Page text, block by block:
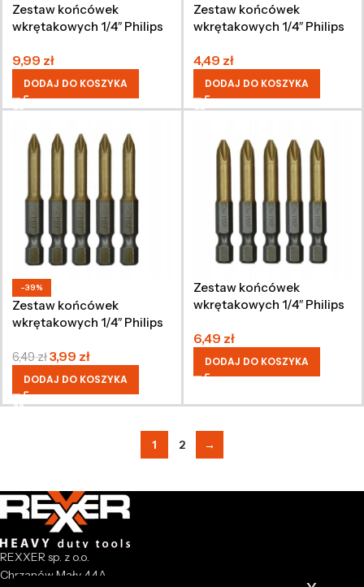
Zestaw końcówek
wkrętakowych 1/4″ Philips
9,99 zł
DODAJ DO KOSZYKA
Zestaw końcówek
wkrętakowych 1/4″ Philips
4,49 zł
DODAJ DO KOSZYKA
-39%
Zestaw końcówek
wkrętakowych 1/4″ Philips
6,49zł3,99 zł
DODAJ DO KOSZYKA
Zestaw końcówek
wkrętakowych 1/4″ Philips
6,49 zł
DODAJ DO KOSZYKA
1 2 →
REXXER sp. z o.o.
Chrzanów Mały 44A